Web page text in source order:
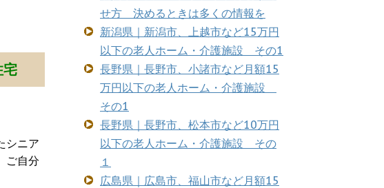
宅
シニア
ご自分
せ方 決めるときは多くの情報を
新潟県｜新潟市、上越市など15万円
以下の老人ホーム・介護施設 その1
長野県｜長野市、小諸市など月額15
万円以下の老人ホーム・介護施設
その1
長野県｜長野市、松本市など10万円
以下の老人ホーム・介護施設 その
１
広島県｜広島市、福山市など月額15